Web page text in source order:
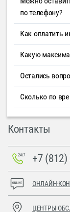
по телефону?
Как оплатить
Какую
Остались
Сколько по
Контакты
+7 (812)
ОНЛАЙН-
ЦЕНТРЫ